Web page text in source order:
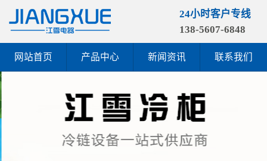
24小时客户专线
138-5607-6848
网站首页 产品中心 新闻资讯 联系我们